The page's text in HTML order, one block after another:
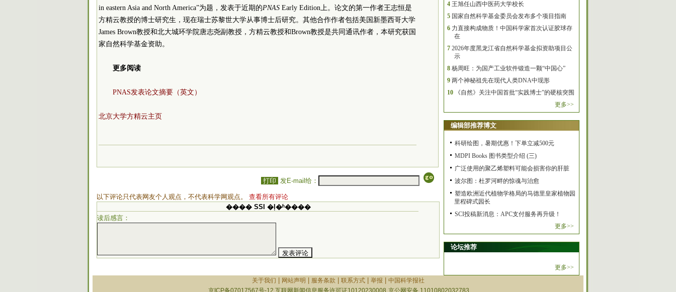
in eastern Asia and North America”为题，发表于近期的PNAS Early Edition上。论文的第一作者王志恒是
方精云教授的博士研究生，现在瑞士苏黎世大学从事博士后研究。其他合作作者包括美国新墨西哥大学
James Brown教授和北大城环学院唐志尧副教授，方精云教授和Brown教授是共同通讯作者，本研究获国
家自然科学基金资助。
更多阅读
PNAS发表论文摘要（英文）
北京大学方精云主页
打印 发E-mail给：
以下评论只代表网友个人观点，不代表科学网观点。 查看所有评论
���� SSI �ļ�ʱ����
读后感言：
4 王旭任山西中医药大学校长
5 国家自然科学基金委员会发布多个项目指南
6 力直接构成物质！中国科学家首次认证胶球存
在
7 2026年度黑龙江省自然科学基金拟资助项目公
示
8 杨周旺：为国产工业软件锻造一颗“中国心”
9 两个神秘祖先在现代人类DNA中现形
10
《自然》关注中国首批“实践博士”的硬核突围
更多>>
编辑部推荐博文
科研绘图，暑期优惠！下单立减500元
MDPI Books 图书类型介绍 (三)
广泛使用的聚乙烯塑料可能会损害你的肝脏
波尔图：杜罗河畔的惊魂与治愈
塑造欧洲近代植物学格局的马德里皇家植物园
里程碑式园长
SCI投稿新消息：APC支付服务再升级！
更多>>
论坛推荐
更多>>
关于我们
网站声明 服务条款 联系方式| 举报
中国科学报社
京ICP备07017567号-12 互联网新闻信息服务许可证10120230008 京公网安备 11010802032783